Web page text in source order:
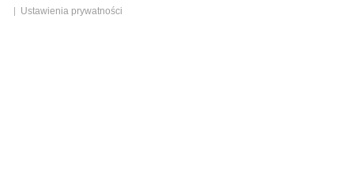
Ustawienia prywatności